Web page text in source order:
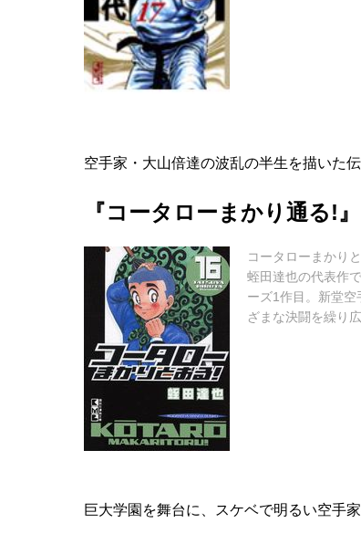
空手家・大山倍達の波乱の半生を描いた
『コータローまかり通る!』
コータローまかり
蛭田達也の代表作
ーズ1作目。新堂
ざまな決闘を繰り広
巨大学園を舞台に、スケベで明るい空手